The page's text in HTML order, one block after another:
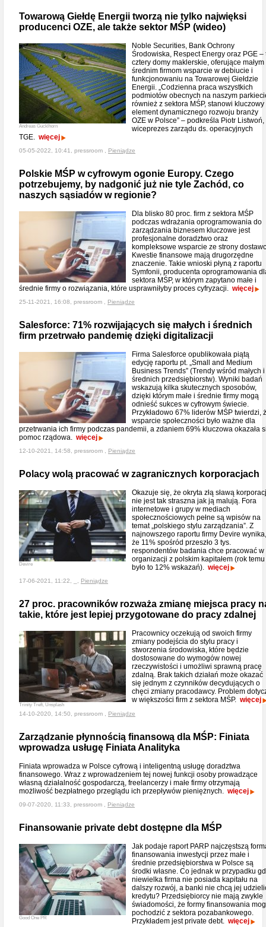
Towarową Giełdę Energii tworzą nie tylko najwięksi
producenci OZE, ale także sektor MŚP (wideo)
Andreas Gucklhorn
Noble Securities, Bank Ochrony
Środowiska, Respect Energy oraz PGE –
cztery domy maklerskie, oferujące małym
średnim firmom wsparcie w debiucie i
funkcjonowaniu na Towarowej Giełdzie
Energii. „Codzienna praca wszystkich
podmiotów obecnych na naszym
również z sektora MŚP, stanowi kluczowy
element dynamicznego rozwoju branży
OZE w Polsce” – podkreśla Piotr Listwoń,
wiceprezes zarządu ds. operacyjnych
TGE. więcej
05-05-2022, 10:41, pressroom , Pieniądze
Polskie MŚP w cyfrowym ogonie Europy. Czego
potrzebujemy, by nadgonić już nie tyle Zachód, co
naszych sąsiadów w regionie?
Dla blisko 80 proc. firm z sektora MŚP
podczas wdrażania oprogramowania do
zarządzania biznesem kluczowe jest
profesjonalne doradztwo oraz
kompleksowe wsparcie ze strony
Kwestie finansowe mają drugorzędne
znaczenie. Takie wnioski płyną z raportu
Symfonii, producenta oprogramowania
sektora MŚP, w którym zapytano małe i
średnie firmy o rozwiązania, które usprawniłyby proces cyfryzacji. więcej
25-11-2021, 16:08, pressroom , Pieniądze
Salesforce: 71% rozwijających się małych i średnich
firm przetrwało pandemię dzięki digitalizacji
Firma Salesforce opublikowała piątą
edycję raportu pt. „Small and Medium
Business Trends” (Trendy wśród małych i
średnich przedsiębiorstw). Wyniki badań
wskazują kilka skutecznych sposobów,
dzięki którym małe i średnie firmy mogą
odnieść sukces w cyfrowym świecie.
Przykładowo 67% liderów MŚP twierdzi,
wsparcie społeczności było ważne dla
przetrwania ich firmy podczas pandemii, a zdaniem 69% kluczowa okazała
pomoc rządowa. więcej
12-10-2021, 14:58, pressroom , Pieniądze
Polacy wolą pracować w zagranicznych korporacjach
Devire
Okazuje się, że okryta złą sławą
nie jest tak straszna jak ją malują. Fora
internetowe i grupy w mediach
społecznościowych pełne są wpisów na
temat „polskiego stylu zarządzania”. Z
najnowszego raportu firmy Devire wynika,
że 11% spośród przeszło 3 tys.
respondentów badania chce pracować w
organizacji z polskim kapitałem (rok temu
było to 12% wskazań). więcej
17-06-2021, 11:22, _, Pieniądze
27 proc. pracowników rozważa zmianę miejsca pracy
takie, które jest lepiej przygotowane do pracy zdalnej
Trinity Treft, Unsplash
Pracownicy oczekują od swoich firmy
zmiany podejścia do stylu pracy i
stworzenia środowiska, które będzie
dostosowane do wymogów nowej
rzeczywistości i umożliwi sprawną pracę
zdalną. Brak takich działań może okazać
się jednym z czynników decydujących o
chęci zmiany pracodawcy. Problem
w większości firm z sektora MŚP. więcej
14-10-2020, 14:50, pressroom , Pieniądze
Zarządzanie płynnością finansową dla MŚP: Finiata
wprowadza usługę Finiata Analityka
Finiata wprowadza w Polsce cyfrową i inteligentną usługę doradztwa
finansowego. Wraz z wprowadzeniem tej nowej funkcji osoby prowadzące
własną działalność gospodarczą, freelancerzy i małe firmy otrzymają
możliwość bezpłatnego przeglądu ich przepływów pieniężnych. więcej
09-07-2020, 11:33, pressroom , Pieniądze
Finansowanie private debt dostępne dla MŚP
Good One PR
Jak podaje raport PARP najczęstszą
finansowania inwestycji przez małe i
średnie przedsiębiorstwa w Polsce są
środki własne. Co jednak w przypadku
niewielka firma nie posiada kapitału na
dalszy rozwój, a banki nie chcą jej
kredytu? Przedsiębiorcy nie mają zwykle
świadomości, że formy finansowania
pochodzić z sektora pozabankowego.
Przykładem jest private debt. więcej